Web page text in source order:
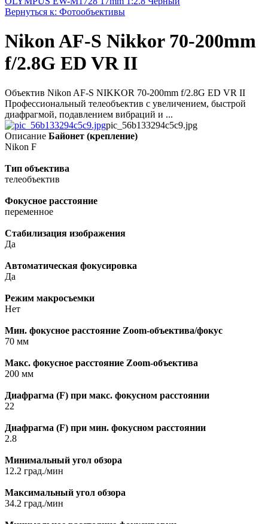
Вернуться к: Фотообъективы
Nikon AF-S Nikkor 70-200mm
f/2.8G ED VR II
Объектив Nikon AF-S NIKKOR 70-200mm f/2.8G ED VR II
Профессиональный телеобъектив с увеличением, быстрой
диафрагмой, подавлением вибраций и ...
pic_56b133294c5c9.jpg
Описание Байонет (крепление)
Nikon F
Тип объектива
телеобъектив
Фокусное расстояние
переменное
Стабилизация изображения
Да
Автоматическая фокусировка
Да
Режим макросъемки
Нет
Мин. фокусное расстояние Zoom-объектива/фокус
70 мм
Макс. фокусное расстояние Zoom-объектива
200 мм
Диафрагма (F) при макс. фокусном расстоянии
22
Диафрагма (F) при мин. фокусном расстоянии
2.8
Минимальный угол обзора
12.2 град./мин
Максимальный угол обзора
34.2 град./мин